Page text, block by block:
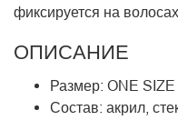
фиксируется на
ОПИСАНИЕ
Размер: ONE SIZE
Состав: акрил,